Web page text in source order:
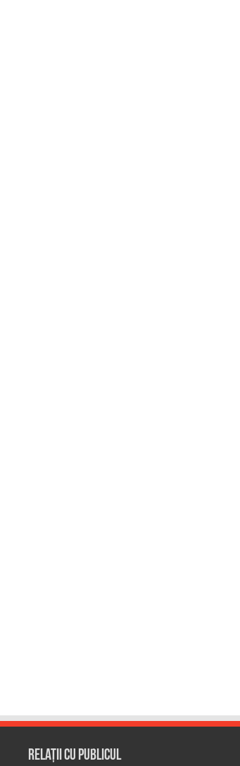
Relații cu publicul